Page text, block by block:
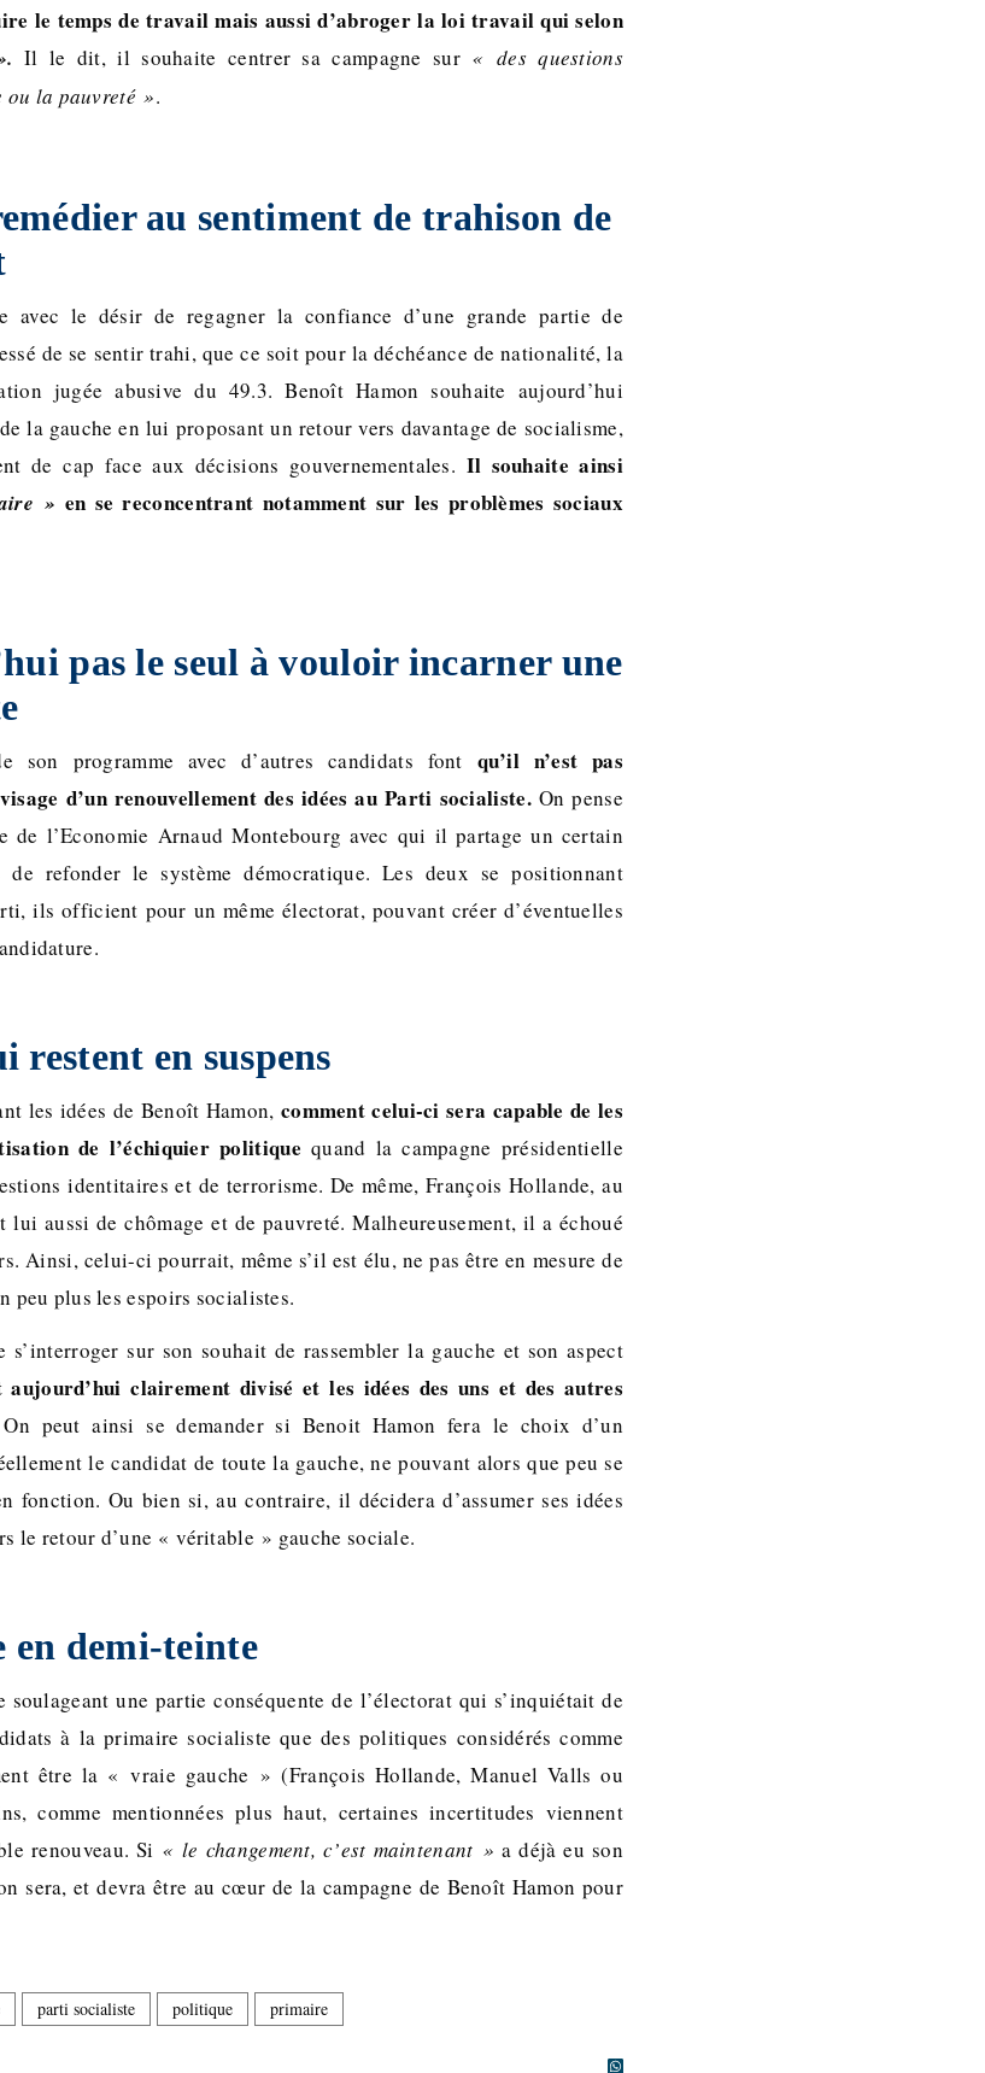
le temps de travail mais aussi d’abroger la loi travail qui selon
Il le dit, il souhaite centrer sa campagne sur « des questions
ou la pauvreté ».
au sentiment de trahison de
avec le désir de regagner la confiance d’une grande partie de
de se sentir trahi, que ce soit pour la déchéance de nationalité, la
jugée abusive du 49.3. Benoît Hamon souhaite aujourd’hui
la gauche en lui proposant un retour vers davantage de socialisme,
de cap face aux décisions gouvernementales. Il souhaite ainsi
» en se reconcentrant notamment sur les problèmes sociaux
pas le seul à vouloir incarner une
son programme avec d’autres candidats font qu’il n’est pas
d’un renouvellement des idées au Parti socialiste.On pense
de l’Economie Arnaud Montebourg avec qui il partage un certain
de refonder le système démocratique. Les deux se positionnant
ils officient pour un même électorat, pouvant créer d’éventuelles
restent en suspens
les idées de Benoît Hamon, comment celui­-ci sera capable de les
de l’échiquier politique quand la campagne présidentielle
identitaires et de terrorisme. De même, François Hollande, au
aussi de chômage et de pauvreté. Malheureusement, il a échoué
Ainsi, celui-ci pourrait, même s’il est élu, ne pas être en mesure de
peu plus les espoirs socialistes.
sur son souhait de rassembler la gauche et son aspect
clairement divisé et les idées des uns et des autres
peut ainsi se demander si Benoit Hamon fera le choix d’un
le candidat de toute la gauche, ne pouvant alors que peu se
fonction. Ou bien si, au contraire, il décidera d’assumer ses idées
le retour d’une « véritable » gauche sociale.
en demi-teinte
une partie conséquente de l’électorat qui s’inquiétait de
à la primaire socialiste que des politiques considérés comme
être la « vraie gauche » (François Hollande, Manuel Valls ou
comme mentionnées plus haut, certaines incertitudes viennent
renouveau. Si « le changement, c’est maintenant » a déjà eu son
sera, et devra être au cœur de la campagne de Benoît Hamon pour
parti socialiste politique primaire